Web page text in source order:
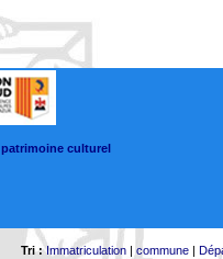
patrimoine culturel
Tri : Immatriculation |commune |